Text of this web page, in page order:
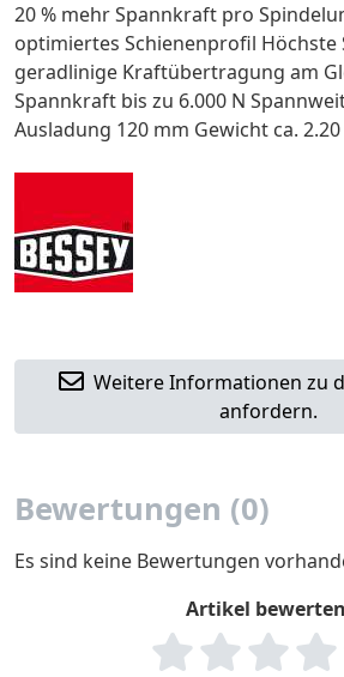
20 % mehr Spannkraft pro
optimiertes Schienenprofil Höchste
geradlinige Kraftübertragung am
Spannkraft bis zu 6.000 N
Ausladung 120 mm Gewicht ca.
Weitere Informationen zu
anfordern.
Bewertungen (0)
Es sind keine Bewertungen
Artikel